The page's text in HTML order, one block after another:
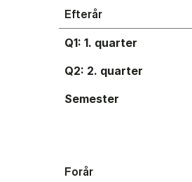
Efterår
Q1: 1. quarter
Q2: 2. quarter
Semester
Forår